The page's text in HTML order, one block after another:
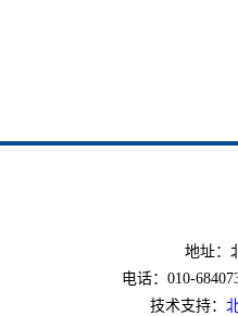
地址：
电话：010-
技术支持：